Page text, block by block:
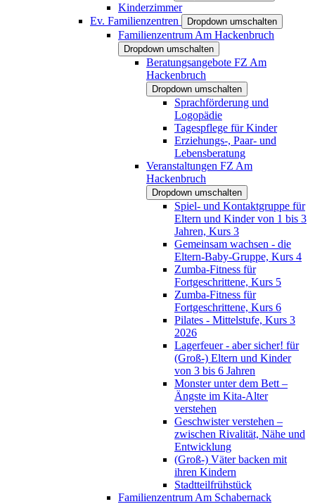
Kinderzimmer
Ev. Familienzentren
Dropdown umschalten
Familienzentrum Am Hackenbruch
Dropdown umschalten
Beratungsangebote FZ Am
Hackenbruch
Dropdown umschalten
Sprachförderung und
Logopädie
Tagespflege für Kinder
Erziehungs-, Paar- und
Lebensberatung
Veranstaltungen FZ Am
Hackenbruch
Dropdown umschalten
Spiel- und Kontaktgruppe für
Eltern und Kinder von 1 bis 3
Jahren, Kurs 3
Gemeinsam wachsen - die
Eltern-Baby-Gruppe, Kurs 4
Zumba-Fitness für
Fortgeschrittene, Kurs 5
Zumba-Fitness für
Fortgeschrittene, Kurs 6
Pilates - Mittelstufe, Kurs 3
2026
Lagerfeuer - aber sicher! für
(Groß-) Eltern und Kinder
von 3 bis 6 Jahren
Monster unter dem Bett –
Ängste im Kita-Alter
verstehen
Geschwister verstehen –
zwischen Rivalität, Nähe und
Entwicklung
(Groß-) Väter backen mit
ihren Kindern
Stadtteilfrühstück
Familienzentrum Am Schabernack